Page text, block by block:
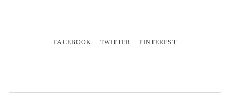
FACEBOOK TWITTER PINTEREST